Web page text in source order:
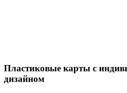
Пластиковые карты с
дизайном